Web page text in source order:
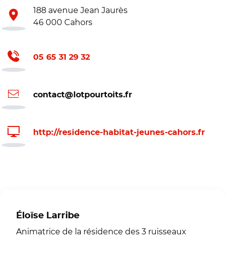
188 avenue Jean Jaurès
46 000 Cahors
05 65 31 29 32
contact@lotpourtoits.fr
http://residence-habitat-jeunes-cahors.fr
Éloïse Larribe
Animatrice de la résidence des 3 ruisseaux